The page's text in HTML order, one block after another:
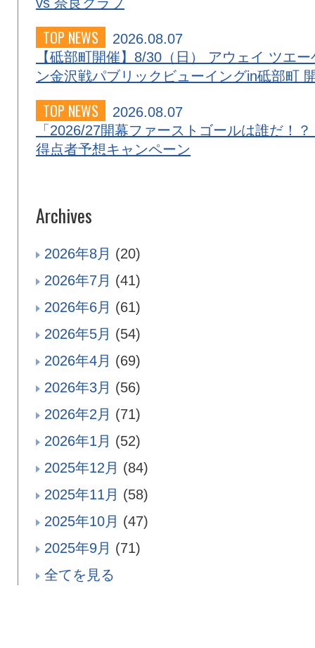
TOP NEWS
2026.08.07
【砥部町開催】8/30（日） アウェイ ツエー
ン金沢戦パブリックビューイングin砥部町
TOP NEWS
2026.08.07
「2026/27開幕ファーストゴールは誰だ！？
得点者予想キャンペーン
Archives
2026年8月 (20)
2026年7月 (41)
2026年6月 (61)
2026年5月 (54)
2026年4月 (69)
2026年3月 (56)
2026年2月 (71)
2026年1月 (52)
2025年12月 (84)
2025年11月 (58)
2025年10月 (47)
2025年9月 (71)
全てを見る